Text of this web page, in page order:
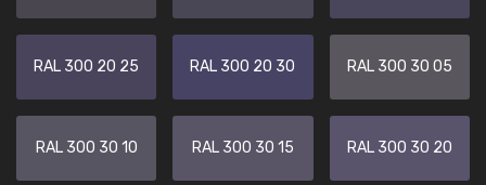
RAL 300 20 25 RAL 300 20 30 RAL 300 30 05
RAL 300 30 10 RAL 300 30 15 RAL 300 30 20